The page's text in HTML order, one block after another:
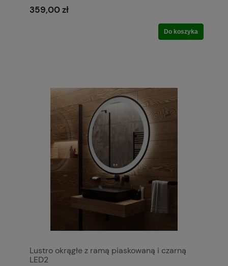
359,00 zł
Do koszyka
Lustro okrągłe z ramą piaskowaną i czarną
LED2